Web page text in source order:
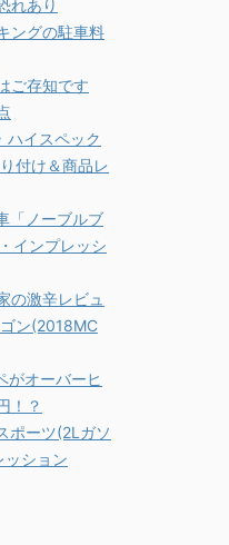
れあり
ングの駐車料
ご存知です
ハイスペック
付け＆商品レ
「ノーブルブ
インプレッシ
の激辛レビュ
ン(2018MC
がオーバーヒ
！？
ポーツ(2Lガソ
ッション